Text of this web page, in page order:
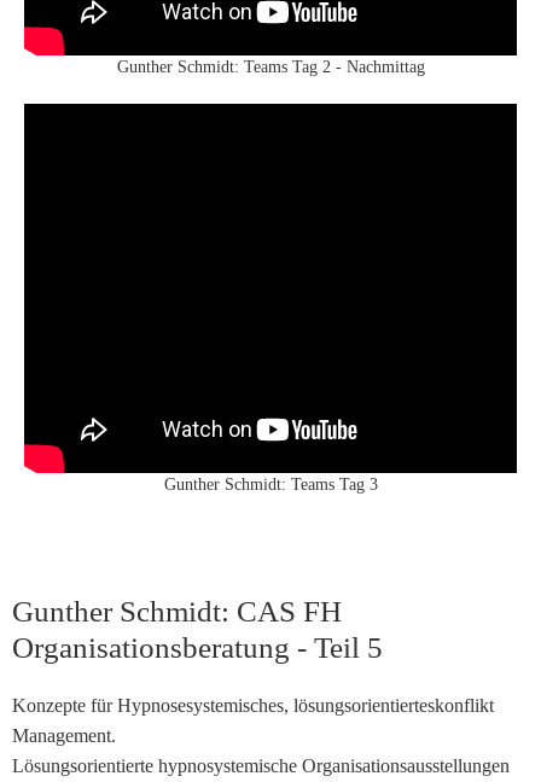
Gunther Schmidt: Teams Tag 2 - Nachmittag
Gunther Schmidt: Teams Tag 3
Gunther Schmidt: CAS FH
Organisationsberatung - Teil 5
Konzepte für Hypnosesystemisches, lösungsorientierteskonflikt
Management.
Lösungsorientierte hypnosystemische Organisationsausstellungen